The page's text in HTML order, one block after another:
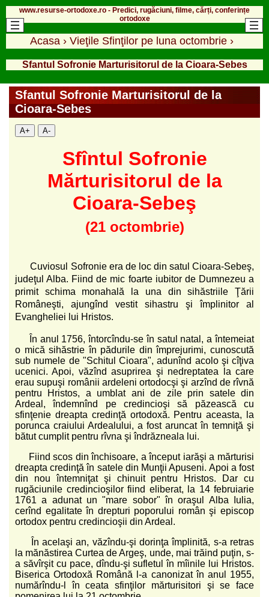
www.resurse-ortodoxe.ro - Predici, rugăciuni, filme, cărți, conferințe
ortodoxe
Acasa › Vieţile Sfinţilor pe luna octombrie ›
Sfantul Sofronie Marturisitorul de la Cioara-Sebes
Sfantul Sofronie Marturisitorul de la
Cioara-Sebes
A+ A-
Sfîntul Sofronie
Mărturisitorul de la
Cioara-Sebeş
(21 octombrie)
Cuviosul Sofronie era de loc din satul Cioara-Sebeş,
judeţul Alba. Fiind de mic foarte iubitor de Dumnezeu a
primit schima monahală la una din sihăstriile Ţării
Româneşti, ajungînd vestit sihastru şi împlinitor al
Evangheliei lui Hristos.
În anul 1756, întorcîndu-se în satul natal, a întemeiat
o mică sihăstrie în pădurile din împrejurimi, cunoscută
sub numele de "Schitul Cioara", adunînd acolo şi cîţiva
ucenici. Apoi, văzînd asuprirea şi nedreptatea la care
erau supuşi românii ardeleni ortodocşi şi arzînd de rîvnă
pentru Hristos, a umblat ani de zile prin satele din
Ardeal, îndemnînd pe credincioşi să păzească cu
sfinţenie dreapta credinţă ortodoxă. Pentru aceasta, la
porunca craiului Ardealului, a fost aruncat în temniţă şi
bătut cumplit pentru rîvna şi îndrăzneala lui.
Fiind scos din închisoare, a început iarăşi a mărturisi
dreapta credinţă în satele din Munţii Apuseni. Apoi a fost
din nou întemniţat şi chinuit pentru Hristos. Dar cu
rugăciunile credincioşilor fiind eliberat, la 14 februiarie
1761 a adunat un "mare sobor" în oraşul Alba Iulia,
cerînd egalitate în drepturi poporului român şi episcop
ortodox pentru credincioşii din Ardeal.
În acelaşi an, văzîndu-şi dorinţa împlinită, s-a retras
la mănăstirea Curtea de Argeş, unde, mai trăind puţin, s-
a săvîrşit cu pace, dîndu-şi sufletul în mîinile lui Hristos.
Biserica Ortodoxă Română l-a canonizat în anul 1955,
numărîndu-l în ceata sfinţilor mărturisitori şi se face